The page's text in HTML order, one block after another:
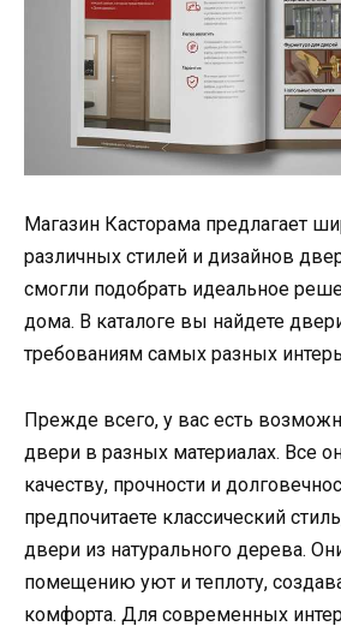
Магазин Касторама предлагает
различных стилей и дизайнов
смогли подобрать идеальное
дома. В каталоге вы найдете
требованиям самых разных
Прежде всего, у вас есть
двери в разных материалах. Все
качеству, прочности и
предпочитаете классический
двери из натурального дерева.
помещению уют и теплоту,
комфорта. Для современных